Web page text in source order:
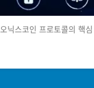
오닉스코인 프로토콜의 핵심